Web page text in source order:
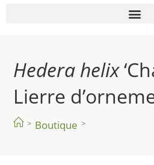
Hedera helix
Lierre
> Boutique >